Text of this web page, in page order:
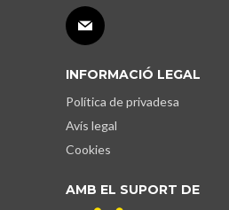
INFORMACIÓ LEGAL
Política de privadesa
Avís legal
Cookies
AMB EL SUPORT DE